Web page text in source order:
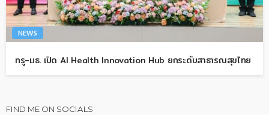
NEWS
ทรู-มธ. เปิด AI Health Innovation Hub ยกระดับสาธารณสุขไทย
FIND ME ON SOCIALS